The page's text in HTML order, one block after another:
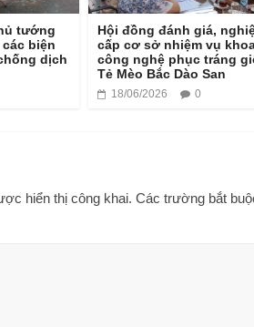
tướng
biện
dịch
Hội đồng đánh giá,
cấp cơ sở nhiệm vụ
công nghệ phục tráng
Tẻ Mèo Bắc Dào San
18/06/2026 0
hiển thị công khai. Các trường bắt